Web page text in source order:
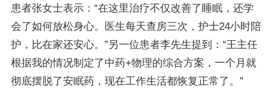
患者张女士表示：“在这里治疗不仅改善了睡眠，还学
会了如何放松身心。医生每天查房三次，护士24小时陪
护，比在家还安心。”另一位患者李先生提到：“王主任
根据我的情况制定了中药+物理的综合方案，一个月就
彻底摆脱了安眠药，现在工作生活都恢复正常了。”